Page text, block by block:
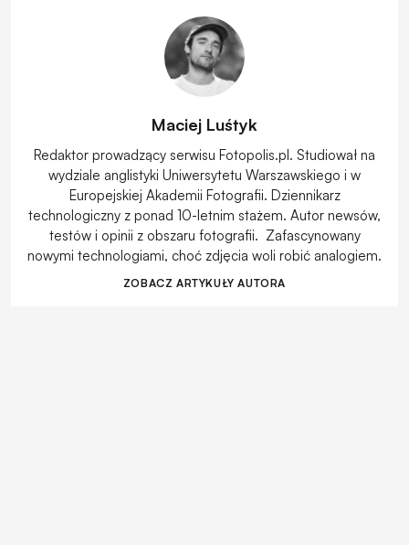
Maciej Luśtyk
Redaktor prowadzący serwisu Fotopolis.pl. Studiował na
wydziale anglistyki Uniwersytetu Warszawskiego i w
Europejskiej Akademii Fotografii. Dziennikarz
technologiczny z ponad 10-letnim stażem. Autor newsów,
testów i opinii z obszaru fotografii. Zafascynowany
nowymi technologiami, choć zdjęcia woli robić analogiem.
ZOBACZ ARTYKUŁY AUTORA